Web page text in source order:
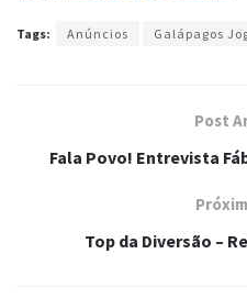
Tags: Anúncios Galápagos
Post
Fala Povo! Entrevista
Top da Diversão –